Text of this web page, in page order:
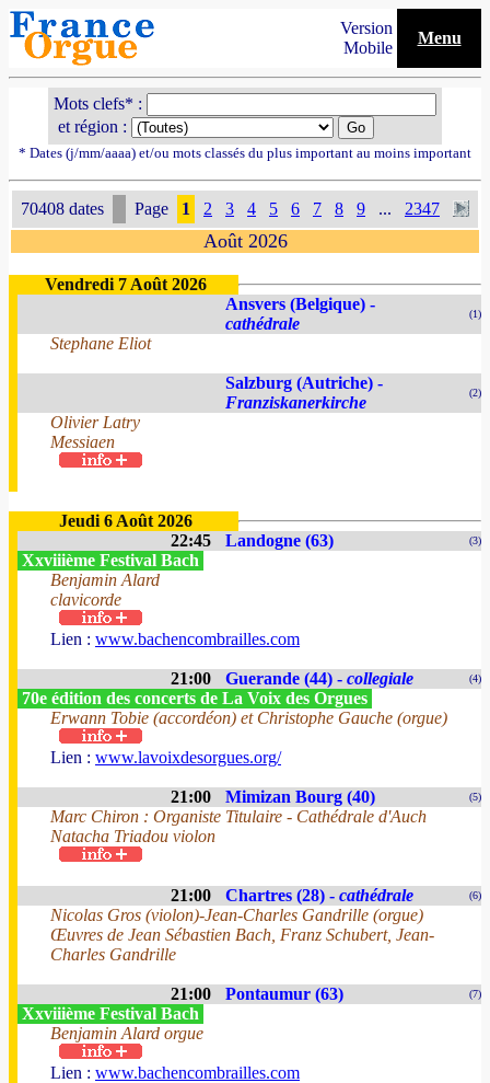
Version
Mobile
Menu
Mots clefs* :
et région :
* Dates (j/mm/aaaa) et/ou mots classés du plus important au moins important
70408 dates Page 1 2 3 4 5 6 7 8 9 ... 2347
Août 2026
Vendredi 7 Août 2026
Ansvers (Belgique) -
cathédrale
(1)
Stephane Eliot
Salzburg (Autriche) -
Franziskanerkirche
(2)
Olivier Latry
Messiaen
Jeudi 6 Août 2026
22:45
Landogne (63) (3)
Xxviiième Festival Bach
Benjamin Alard
clavicorde
Lien : www.bachencombrailles.com
21:00 Guerande (44) - collegiale (4)
70e édition des concerts de La Voix des Orgues
Erwann Tobie (accordéon) et Christophe Gauche (orgue)
Lien : www.lavoixdesorgues.org/
21:00 Mimizan Bourg (40) (5)
Marc Chiron : Organiste Titulaire - Cathédrale d'Auch
Natacha Triadou violon
21:00 Chartres (28) - cathédrale (6)
Nicolas Gros (violon)-Jean-Charles Gandrille (orgue)
Œuvres de Jean Sébastien Bach, Franz Schubert, Jean-
Charles Gandrille
21:00 Pontaumur (63) (7)
Xxviiième Festival Bach
Benjamin Alard orgue
Lien : www.bachencombrailles.com